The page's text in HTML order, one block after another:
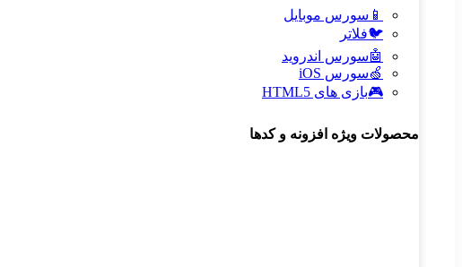
📱 سورس موبایل
🐦فلاتر
🤖سورس اندروید
🍏سورس iOS
🎮بازی های HTML5
محصولات ویژه افزونه و کدها